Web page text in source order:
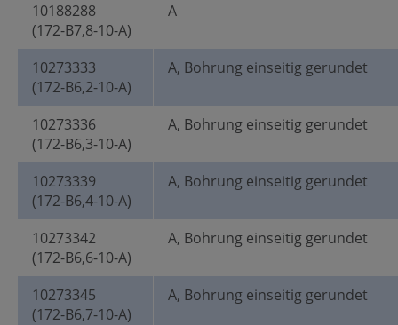
10188288
(172-B7,8-10-A)
A
10273333
(172-B6,2-10-A)
A, Bohrung einseitig gerundet
10273336
(172-B6,3-10-A)
A, Bohrung einseitig gerundet
10273339
(172-B6,4-10-A)
A, Bohrung einseitig gerundet
10273342
(172-B6,6-10-A)
A, Bohrung einseitig gerundet
10273345
(172-B6,7-10-A)
A, Bohrung einseitig gerundet